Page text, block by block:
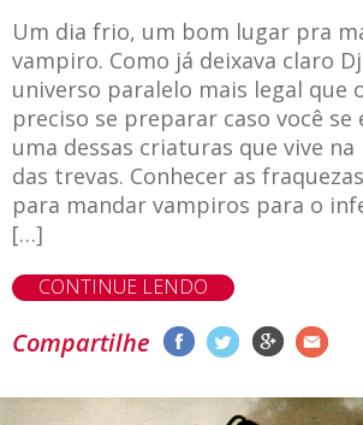
Um dia frio, um bom lugar pra
vampiro. Como já deixava claro
universo paralelo mais legal que
preciso se preparar caso você
uma dessas criaturas que vive
das trevas. Conhecer as
para mandar vampiros para o
[…]
CONTINUE LENDO
Compartilhe